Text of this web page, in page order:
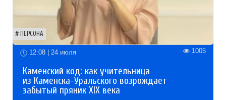
ПЕРСОНА
12:08 | 24 июля 1005
Каменский код: как учительница
из Каменска-Уральского возрождает
забытый пряник XIX века